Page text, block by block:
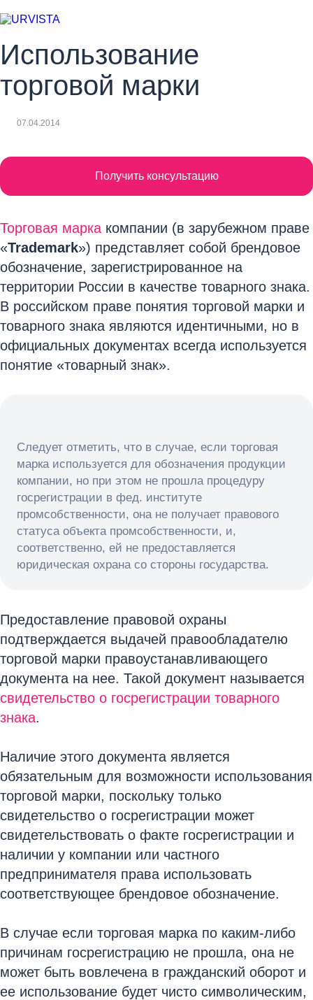
Использование
торговой марки
07.04.2014
Получить консультацию
Торговая марка компании (в зарубежном праве
«Trademark») представляет собой брендовое
обозначение, зарегистрированное на
территории России в качестве товарного знака.
В российском праве понятия торговой марки и
товарного знака являются идентичными, но в
официальных документах всегда используется
понятие «товарный знак».
Следует отметить, что в случае, если торговая
марка используется для обозначения продукции
компании, но при этом не прошла процедуру
госрегистрации в фед. институте
промсобственности, она не получает правового
статуса объекта промсобственности, и,
соответственно, ей не предоставляется
юридическая охрана со стороны государства.
Предоставление правовой охраны
подтверждается выдачей правообладателю
торговой марки правоустанавливающего
документа на нее. Такой документ называется
свидетельство о госрегистрации товарного
знака.
Наличие этого документа является
обязательным для возможности использования
торговой марки, поскольку только
свидетельство о госрегистрации может
свидетельствовать о факте госрегистрации и
наличии у компании или частного
предпринимателя права использовать
соответствующее брендовое обозначение.
В случае если торговая марка по каким-либо
причинам госрегистрацию не прошла, она не
может быть вовлечена в гражданский оборот и
ее использование будет чисто символическим,